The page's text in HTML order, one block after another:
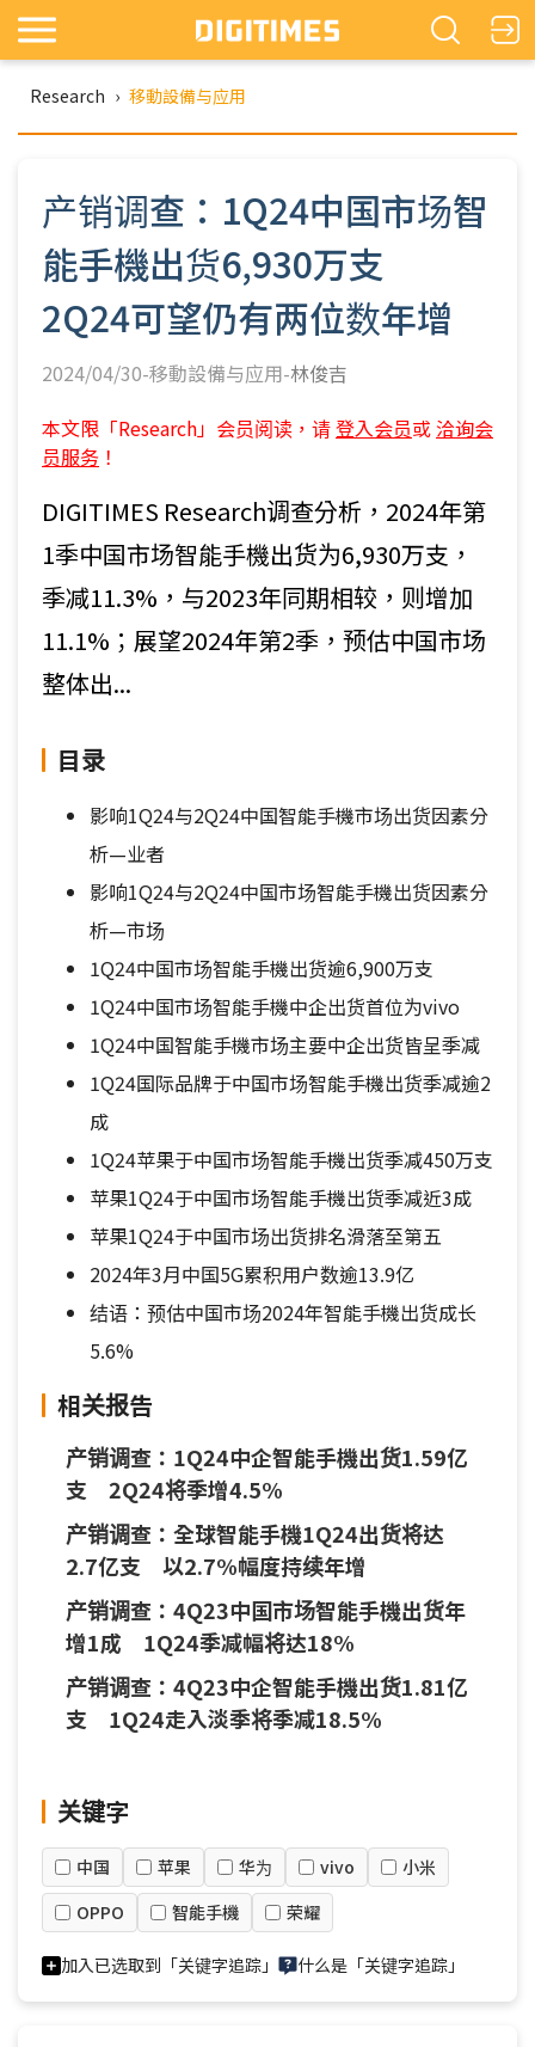
Research › 移動設備与应用
产销调查：1Q24中国市场智
能手機出货6,930万支
2Q24可望仍有两位数年增
2024/04/30-移動設備与应用-林俊吉
本文限「Research」会员阅读，请登入会员或 洽询会
员服务 ！
DIGITIMES Research调查分析，2024年第
1季中国市场智能手機出货为6,930万支，
季减11.3%，与2023年同期相较，则增加
11.1%；展望2024年第2季，预估中国市场
整体出...
目录
影响1Q24与2Q24中国智能手機市场出货因素分
析—业者
影响1Q24与2Q24中国市场智能手機出货因素分
析—市场
1Q24中国市场智能手機出货逾6,900万支
1Q24中国市场智能手機中企出货首位为vivo
1Q24中国智能手機市场主要中企出货皆呈季减
1Q24国际品牌于中国市场智能手機出货季减逾2
成
1Q24苹果于中国市场智能手機出货季减450万支
苹果1Q24于中国市场智能手機出货季减近3成
苹果1Q24于中国市场出货排名滑落至第五
2024年3月中国5G累积用户数逾13.9亿
结语：预估中国市场2024年智能手機出货成长
5.6%
相关报告
产销调查：1Q24中企智能手機出货1.59亿
支 2Q24将季增4.5%
产销调查：全球智能手機1Q24出货将达
2.7亿支 以2.7%幅度持续年增
产销调查：4Q23中国市场智能手機出货年
增1成 1Q24季减幅将达18%
产销调查：4Q23中企智能手機出货1.81亿
支 1Q24走入淡季将季减18.5%
关键字
中国 苹果 华为 vivo
小米
OPPO
智能手機 荣耀
加入已选取到「关键字追踪」 什么是「关键字追踪」